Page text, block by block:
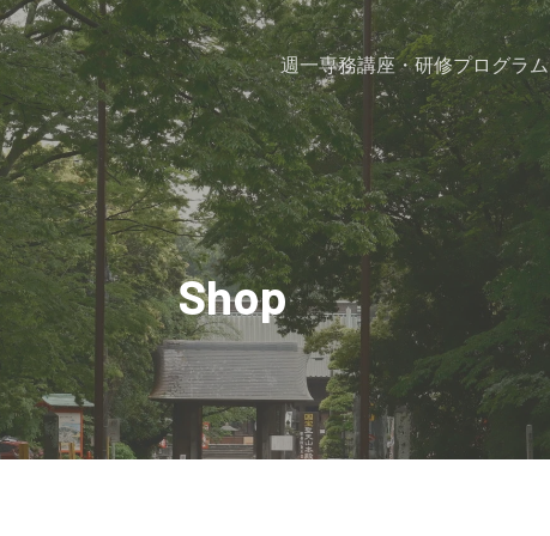
週一専務講座・研修プログラム
Shop